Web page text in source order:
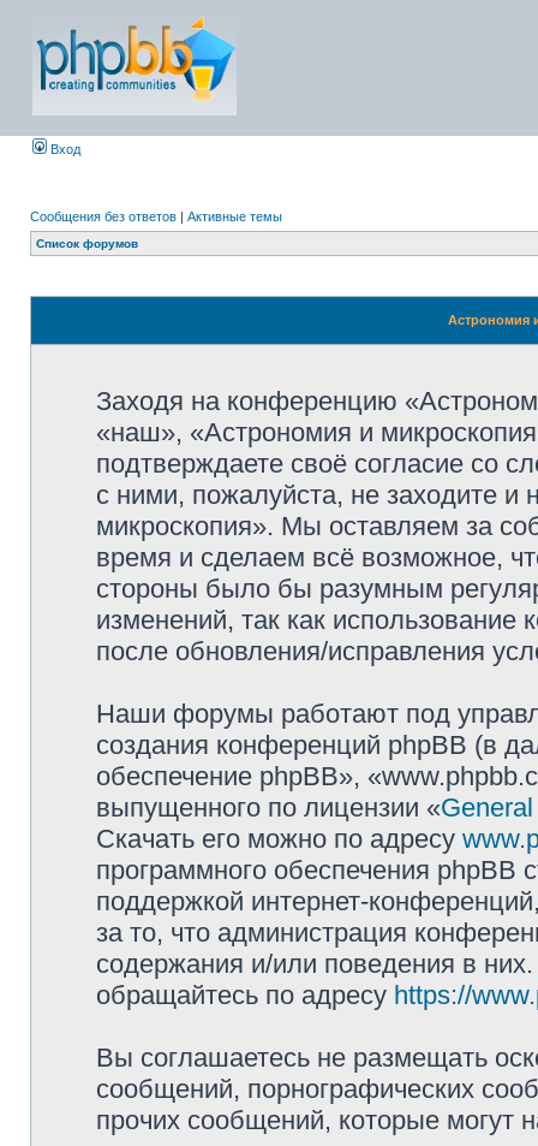
Вход
Сообщения без ответов | Активные темы
Список форумов
Астрономия
Заходя на конференцию
«наш», «Астрономия и
подтверждаете своё согласие со
с ними, пожалуйста, не заходите
микроскопия». Мы оставляем за
время и сделаем всё возможное,
стороны было бы разумным
изменений, так как
после обновления/исправления
Наши форумы работают под
создания конференций phpBB (в
обеспечение phpBB»,
выпущенного по лицензии «
Скачать его можно по адресу
программного обеспечения phpBB
поддержкой интернет-
за то, что администрация
содержания и/или поведения в
обращайтесь по адресу https://
Вы соглашаетесь не размещать
сообщений, порнографических
прочих сообщений, которые могут